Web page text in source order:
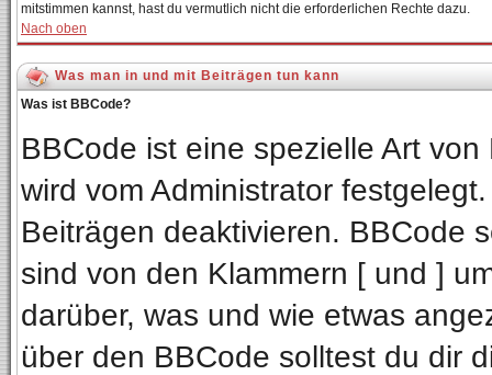
mitstimmen kannst, hast du vermutlich nicht die erforderlichen Rechte dazu.
Nach oben
Was man in und mit Beiträgen tun kann
Was ist BBCode?
BBCode ist eine spezielle Art
wird vom Administrator
Beiträgen deaktivieren. BBCode
sind von den Klammern [ und ]
darüber, was und wie etwas
über den BBCode solltest du dir